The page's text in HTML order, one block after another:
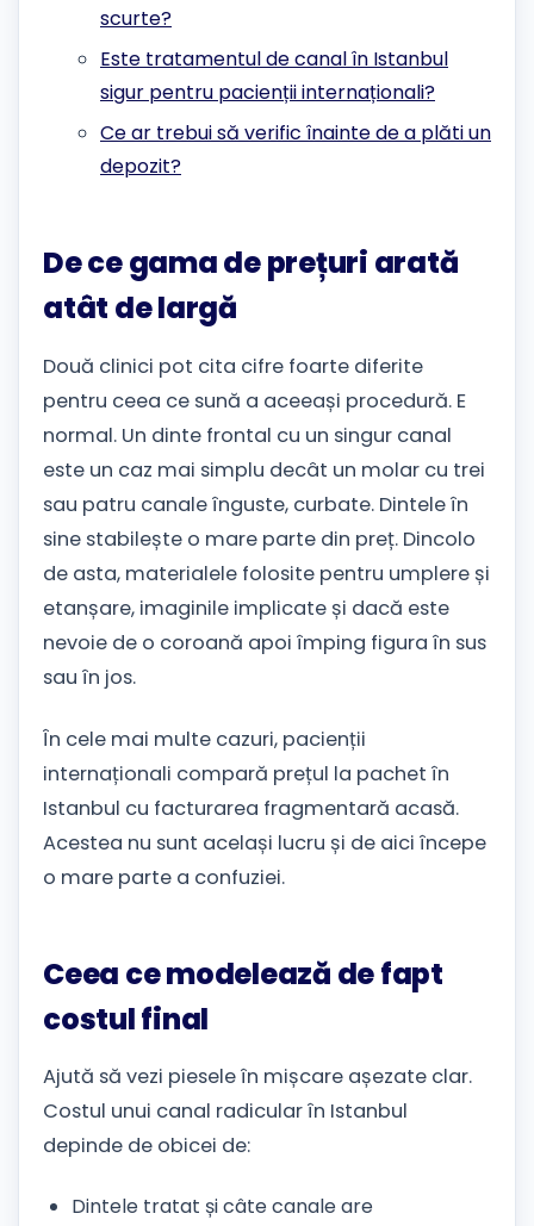
scurte?
Este tratamentul de canal în Istanbul
sigur pentru pacienții internaționali?
Ce ar trebui să verific înainte de a plăti un
depozit?
De ce gama de prețuri arată
atât de largă
Două clinici pot cita cifre foarte diferite
pentru ceea ce sună a aceeași procedură. E
normal. Un dinte frontal cu un singur canal
este un caz mai simplu decât un molar cu trei
sau patru canale înguste, curbate. Dintele în
sine stabilește o mare parte din preț. Dincolo
de asta, materialele folosite pentru umplere și
etanșare, imaginile implicate și dacă este
nevoie de o coroană apoi împing figura în sus
sau în jos.
În cele mai multe cazuri, pacienții
internaționali compară prețul la pachet în
Istanbul cu facturarea fragmentară acasă.
Acestea nu sunt același lucru și de aici începe
o mare parte a confuziei.
Ceea ce modelează de fapt
costul final
Ajută să vezi piesele în mișcare așezate clar.
Costul unui canal radicular în Istanbul
depinde de obicei de:
Dintele tratat și câte canale are